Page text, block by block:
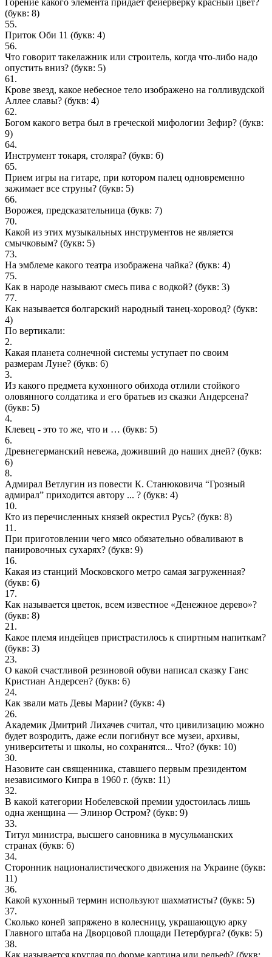
(букв: 8)
55.
Приток Оби 11 (букв: 4)
56.
Что говорит такелажник или строитель, когда что-либо надо
опустить вниз? (букв: 5)
61.
Крове звезд, какое небесное тело изображено на голливудской
Аллее славы? (букв: 4)
62.
Богом какого ветра был в греческой мифологии Зефир? (букв:
9)
64.
Инструмент токаря, столяра? (букв: 6)
65.
Прием игры на гитаре, при котором палец одновременно
зажимает все струны? (букв: 5)
66.
Ворожея, предсказательница (букв: 7)
70.
Какой из этих музыкальных инструментов не является
смычковым? (букв: 5)
73.
На эмблеме какого театра изображена чайка? (букв: 4)
75.
Как в народе называют смесь пива с водкой? (букв: 3)
77.
Как называется болгарский народный танец-хоровод? (букв:
4)
По вертикали:
2.
Какая планета солнечной системы уступает по своим
размерам Луне? (букв: 6)
3.
Из какого предмета кухонного обихода отлили стойкого
оловянного солдатика и его братьев из сказки Андерсена?
(букв: 5)
4.
Клевец - это то же, что и … (букв: 5)
6.
Древнегерманский невежа, доживший до наших дней? (букв:
6)
8.
Адмирал Ветлугин из повести К. Станюковича “Грозный
адмирал” приходится автору ... ? (букв: 4)
10.
Кто из перечисленных князей окрестил Русь? (букв: 8)
11.
При приготовлении чего мясо обязательно обваливают в
панировочных сухарях? (букв: 9)
16.
Какая из станций Московского метро самая загруженная?
(букв: 6)
17.
Как называется цветок, всем известное «Денежное дерево»?
(букв: 8)
21.
Какое племя индейцев пристрастилось к спиртным напиткам?
(букв: 3)
23.
О какой счастливой резиновой обуви написал сказку Ганс
Кристиан Андерсен? (букв: 6)
24.
Как звали мать Девы Марии? (букв: 4)
26.
Академик Дмитрий Лихачев считал, что цивилизацию можно
будет возродить, даже если погибнут все музеи, архивы,
университеты и школы, но сохранятся... Что? (букв: 10)
30.
Назовите сан священника, ставшего первым президентом
независимого Кипра в 1960 г. (букв: 11)
32.
В какой категории Нобелевской премии удостоилась лишь
одна женщина — Элинор Остром? (букв: 9)
33.
Титул министра, высшего сановника в мусульманских
странах (букв: 6)
34.
Сторонник националистического движения на Украине (букв:
11)
36.
Какой кухонный термин используют шахматисты? (букв: 5)
37.
Сколько коней запряжено в колесницу, украшающую арку
Главного штаба на Дворцовой площади Петербурга? (букв: 5)
38.
Как называется круглая по форме картина или рельеф? (букв: